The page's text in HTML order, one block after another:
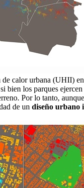
calor urbana (UHII)
bien los parques
Por lo tanto,
de un diseño urbano